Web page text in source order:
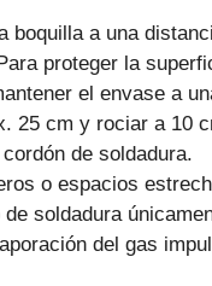
boquilla a una
proteger la
el envase a
25 cm y rociar a 10
de soldadura.
o espacios
de soldadura
del gas